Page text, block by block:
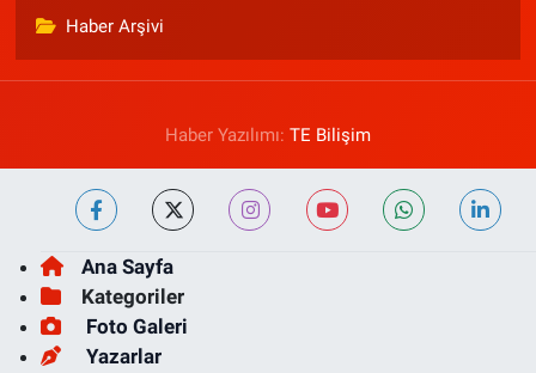
Haber Arşivi
Haber Yazılımı: TE Bilişim
Ana Sayfa
Kategoriler
Foto Galeri
Yazarlar